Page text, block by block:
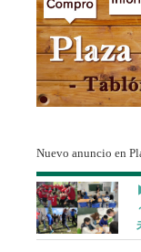
Nuevo anuncio en